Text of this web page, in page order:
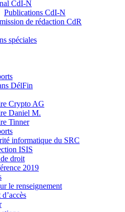
CdI-N
Publications CdI-N
de rédaction CdR
spéciales
DélFin
Crypto AG
Daniel M.
Tinner
informatique du SRC
ISIS
droit
2019
le renseignement